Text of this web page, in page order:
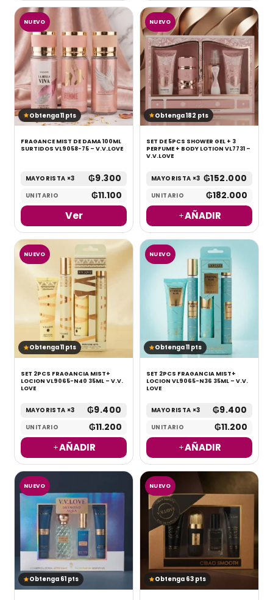
NUEVO
Obtenga 11 pts
FRAGANCE MIST DE DAMA 100ML
SURTIDOS VL9058-75 – V.V.LOVE
MAYORISTA ×3 ₲9.300
UNITARIO ₲11.100
Ver
NUEVO
Obtenga 182 pts
SET DE 5PCS SHOWER GEL + 3
PERFUME + BODY LOTION VL7731 –
V.V.LOVE
MAYORISTA ×3 ₲152.000
UNITARIO ₲182.000
AÑADIR
NUEVO
Obtenga 11 pts
SET 2PCS FRAGANCIA MIST+
LOCION VL9065-N40 35ML – V.V.
LOVE
MAYORISTA ×3 ₲9.400
UNITARIO ₲11.200
AÑADIR
NUEVO
Obtenga 11 pts
SET 2PCS FRAGANCIA MIST+
LOCION VL9065-N36 35ML – V.V.
LOVE
MAYORISTA ×3 ₲9.400
UNITARIO ₲11.200
AÑADIR
NUEVO
Obtenga 61 pts
NUEVO
Obtenga 63 pts